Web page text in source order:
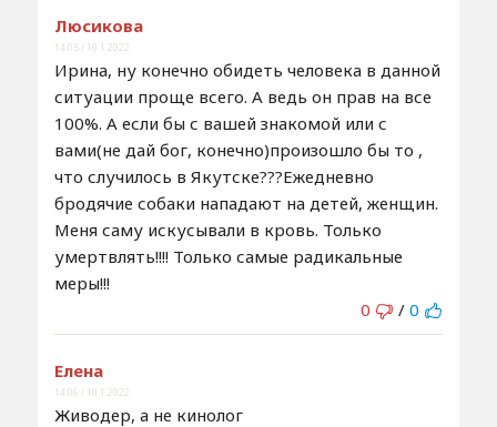
Люсикова
14:05 / 10.1.2022
Ирина, ну конечно обидеть человека в данной
ситуации проще всего. А ведь он прав на все
100%. А если бы с вашей знакомой или с
вами(не дай бог, конечно)произошло бы то ,
что случилось в Якутске???Ежедневно
бродячие собаки нападают на детей, женщин.
Меня саму искусывали в кровь. Только
умертвлять!!!! Только самые радикальные
меры!!!
0
/ 0
Елена
14:06 / 10.1.2022
Живодер, а не кинолог